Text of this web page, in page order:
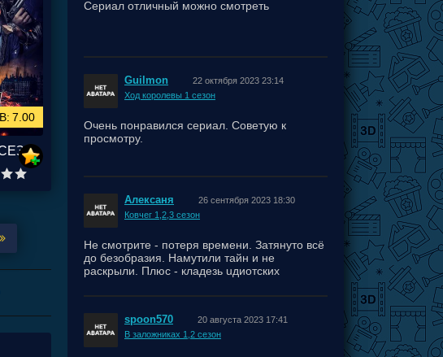
7.00
ВИСКИ КАВАЛЕР 1 СЕЗОН
Сериал отличный можно смотреть
Guilmon
22 октября 2023 23:14
Ход королевы 1 сезон
Очень понравился сериал. Советую к
просмотру.
Алексаня
26 сентября 2023 18:30
Ковчег 1,2,3 сезон
Не смотрите - потеря времени. Затянуто всё
до безобразия. Намутили тайн и не
раскрыли. Плюс - кладезь uдиотских
spoon570
20 августа 2023 17:41
В заложниках 1,2 сезон